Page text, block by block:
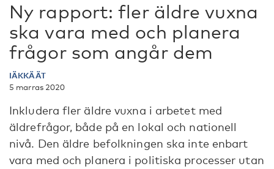
Ny rapport: fler äldre vuxna
ska vara med och planera
frågor som angår dem
IÄKKÄÄT
5 marras 2020
Inkludera fler äldre vuxna i arbetet med
äldrefrågor, både på en lokal och nationell
nivå. Den äldre befolkningen ska inte enbart
vara med och planera i politiska processer utan